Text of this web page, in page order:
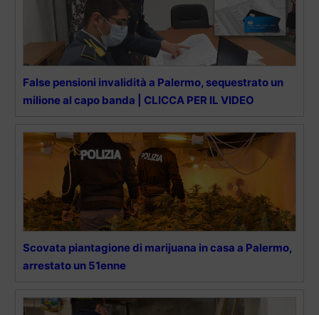
False pensioni invalidità a Palermo, sequestrato un
milione al capo banda | CLICCA PER IL VIDEO
Scovata piantagione di marijuana in casa a Palermo,
arrestato un 51enne